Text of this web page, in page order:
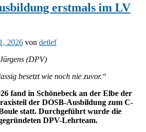
erstmals im LV
2026 von detlef
(DPV)
besetzt wie noch nie zuvor.“
fand in Schönebeck an der Elbe der
der DOSB-Ausbildung zum C-
statt. Durchgeführt wurde die
DPV-Lehrteam.